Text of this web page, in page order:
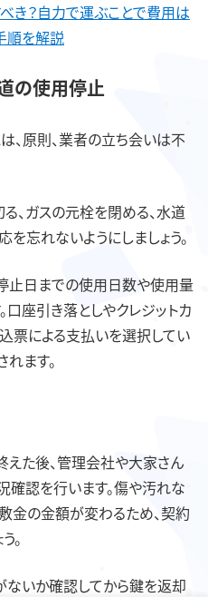
き？自力で運ぶことで費用は
順を解説
の使用停止
、原則、業者の立ち会いは不
、ガスの元栓を閉める、水道
忘れないようにしましょう。
止日までの使用日数や使用量
口座引き落としやクレジットカ
票による支払いを選択してい
ます。
た後、管理会社や大家さん
確認を行います。傷や汚れな
金の金額が変わるため、契約
。
ないか確認してから鍵を返却